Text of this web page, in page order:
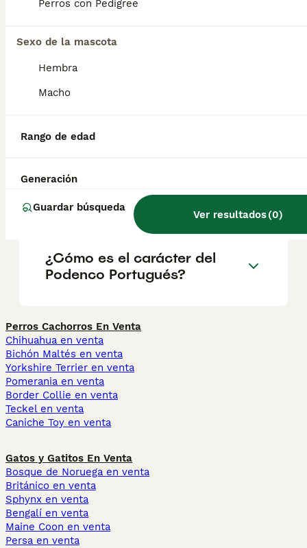
Perros con Pedigree
Sexo de la mascota
Hembra
Macho
Rango de edad
Generación
Guardar búsqueda
Ver resultados(0)
¿Son los podencos
portugueses buenos perros?
pelo aspero?
¿Cuánto vale un Podenco
Portugués?
¿Cómo es el carácter del
Podenco Portugués?
Perros Cachorros En Venta
Chihuahua en venta
Bichón Maltés en venta
Yorkshire Terrier en venta
Pomerania en venta
Border Collie en venta
Teckel en venta
Caniche Toy en venta
Gatos y Gatitos En Venta
Bosque de Noruega en venta
Británico en venta
Sphynx en venta
Bengalí en venta
Maine Coon en venta
Persa en venta